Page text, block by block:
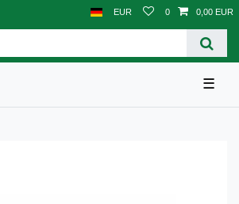
EUR 0 0,00 EUR
☰